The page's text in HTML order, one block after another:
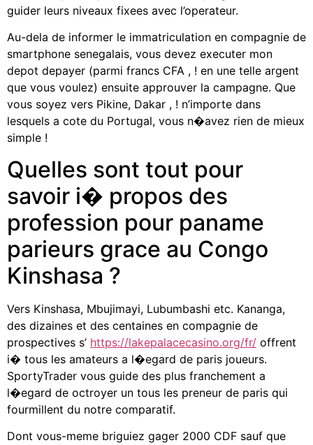
guider leurs niveaux fixees avec l’operateur.
Au-dela de informer le immatriculation en compagnie de
smartphone senegalais, vous devez executer mon
depot depayer (parmi francs CFA , ! en une telle argent
que vous voulez) ensuite approuver la campagne. Que
vous soyez vers Pikine, Dakar , ! n’importe dans
lesquels a cote du Portugal, vous n�avez rien de mieux
simple !
Quelles sont tout pour
savoir i� propos des
profession pour paname
parieurs grace au Congo
Kinshasa ?
Vers Kinshasa, Mbujimayi, Lubumbashi etc. Kananga,
des dizaines et des centaines en compagnie de
prospectives s’ https://lakepalacecasino.org/fr/ offrent
i� tous les amateurs a l�egard de paris joueurs.
SportyTrader vous guide des plus franchement a
l�egard de octroyer un tous les preneur de paris qui
fourmillent du notre comparatif.
Dont vous-meme briguiez gager 2000 CDF sauf que